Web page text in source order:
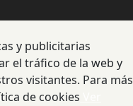
y publicitarias
el tráfico de la web y
visitantes. Para más
de cookies